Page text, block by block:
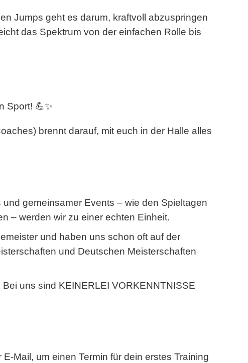
Jumps geht es darum, kraftvoll abzuspringen
das Spektrum von der einfachen Rolle bis
Sport! 💪✨
brennt darauf, mit euch in der Halle alles
gemeinsamer Events – wie den Spieltagen
– werden wir zu einer echten Einheit.
und haben uns schon oft auf der
und Deutschen Meisterschaften
uns sind KEINERLEI VORKENNTNISSE
E-Mail , um einen Termin für dein erstes Training